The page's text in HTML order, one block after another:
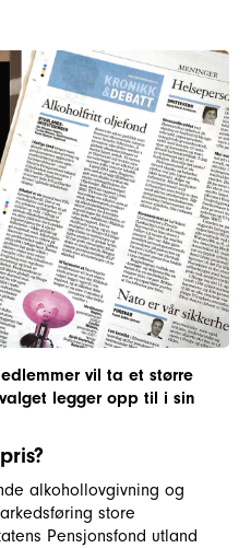
vil ta et større
legger opp til i sin
alkohollovgivning og
store
Pensjonsfond utland